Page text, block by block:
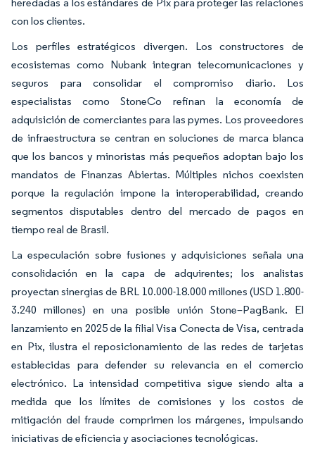
con los clientes.
Los perfiles estratégicos divergen. Los constructores de
ecosistemas como Nubank integran telecomunicaciones y
seguros para consolidar el compromiso diario. Los
especialistas como StoneCo refinan la economía de
adquisición de comerciantes para las pymes. Los proveedores
de infraestructura se centran en soluciones de marca blanca
que los bancos y minoristas más pequeños adoptan bajo los
mandatos de Finanzas Abiertas. Múltiples nichos coexisten
porque la regulación impone la interoperabilidad, creando
segmentos disputables dentro del mercado de pagos en
tiempo real de Brasil.
La especulación sobre fusiones y adquisiciones señala una
consolidación en la capa de adquirentes; los analistas
proyectan sinergias de BRL 10.000-18.000 millones (USD 1.800-
3.240 millones) en una posible unión Stone–PagBank. El
lanzamiento en 2025 de la filial Visa Conecta de Visa, centrada
en Pix, ilustra el reposicionamiento de las redes de tarjetas
establecidas para defender su relevancia en el comercio
electrónico. La intensidad competitiva sigue siendo alta a
medida que los límites de comisiones y los costos de
mitigación del fraude comprimen los márgenes, impulsando
iniciativas de eficiencia y asociaciones tecnológicas.